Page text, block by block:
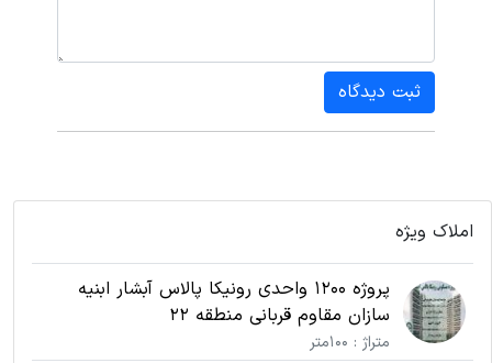
ثبت دیدگاه
املاک ویژه
پروژه 1200 واحدی رونیکا پالاس آبشار ابنیه
سازان مقاوم قربانی منطقه 22
متراژ : 100متر